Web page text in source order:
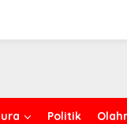
Politik